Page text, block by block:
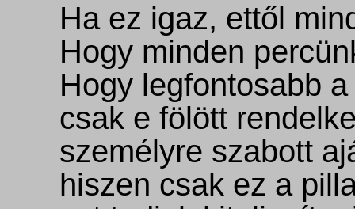
Ha ez igaz, ettől
Hogy minden
Hogy legfontosabb
csak e fölött
személyre szabott
hiszen csak ez a